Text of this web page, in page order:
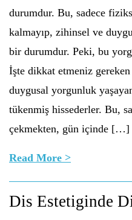
durumdur. Bu, sadece
kalmayıp, zihinsel ve
bir durumdur. Peki, bu
İşte dikkat etmeniz
duygusal yorgunluk
tükenmiş hissederler. Bu,
çekmekten, gün içinde […]
Read More >
Dis Estetiginde